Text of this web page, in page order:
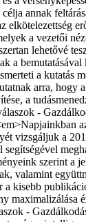
annak
a vezetői
lehetővé
a
a kutatás
arra, hogy
a
-
vizsgáljuk a
szerint a
valamint
kisebb
-